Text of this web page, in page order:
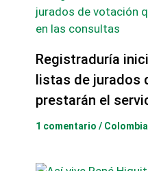
Registraduría
listas de jurados
prestarán el
1 comentario / Colombia